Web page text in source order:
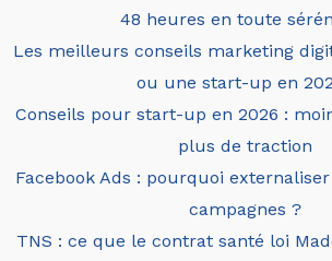
48 heures en toute
Les meilleurs conseils marketing
ou une start-up en
Conseils pour start-up en 2026 :
plus de traction
Facebook Ads : pourquoi
campagnes ?
TNS : ce que le contrat santé loi